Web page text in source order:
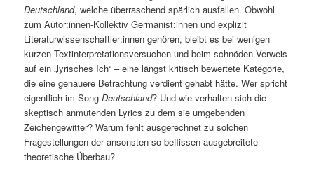
Deutschland, welche überraschend spärlich ausfallen. Obwohl
zum Autor:innen-Kollektiv Germanist:innen und explizit
Literaturwissenschaftler:innen gehören, bleibt es bei wenigen
kurzen Textinterpretationsversuchen und beim schnöden Verweis
auf ein „lyrisches Ich“ – eine längst kritisch bewertete Kategorie,
die eine genauere Betrachtung verdient gehabt hätte. Wer spricht
eigentlich im SongDeutschland? Und wie verhalten sich die
skeptisch anmutenden Lyrics zu dem sie umgebenden
Zeichengewitter? Warum fehlt ausgerechnet zu solchen
Fragestellungen der ansonsten so beflissen ausgebreitete
theoretische Überbau?